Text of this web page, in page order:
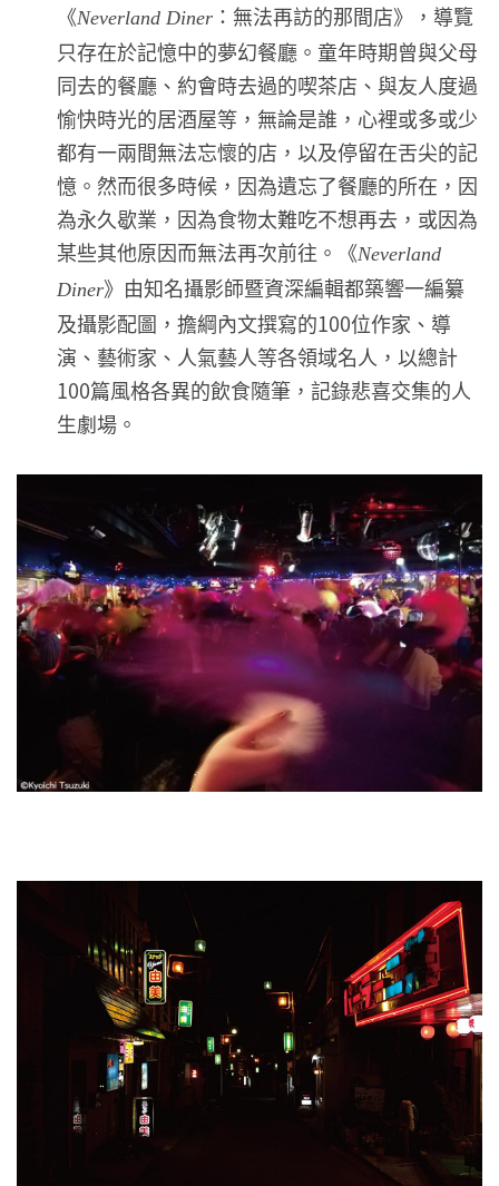
《Neverland Diner ：無法再訪的那間店》，導覽
只存在於記憶中的夢幻餐廳。童年時期曾與父母
同去的餐廳、約會時去過的喫茶店、與友人度過
愉快時光的居酒屋等，無論是誰，心裡或多或少
都有一兩間無法忘懷的店，以及停留在舌尖的記
憶。然而很多時候，因為遺忘了餐廳的所在，因
為永久歇業，因為食物太難吃不想再去，或因為
某些其他原因而無法再次前往。《Neverland
Diner》由知名攝影師暨資深編輯都築響一編纂
及攝影配圖，擔綱內文撰寫的100位作家、導
演、藝術家、人氣藝人等各領域名人，以總計
100篇風格各異的飲食隨筆，記錄悲喜交集的人
生劇場。